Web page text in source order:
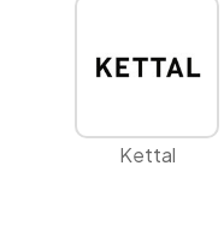
Kettal